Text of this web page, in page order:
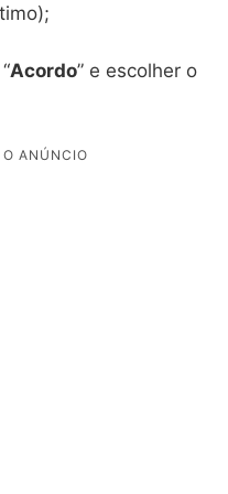
Acordo” e escolher o